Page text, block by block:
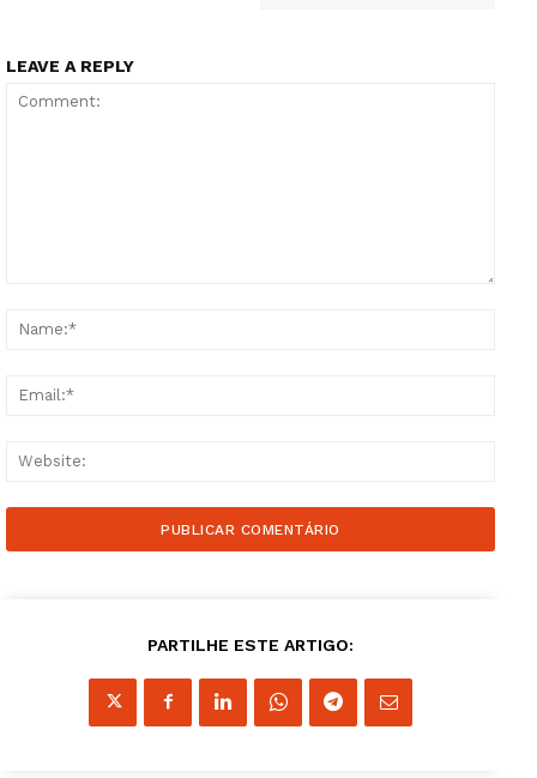
Institucional
LEAVE A REPLY
PARTILHE ESTE ARTIGO: